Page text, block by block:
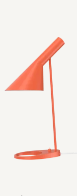
henviser vi til vores